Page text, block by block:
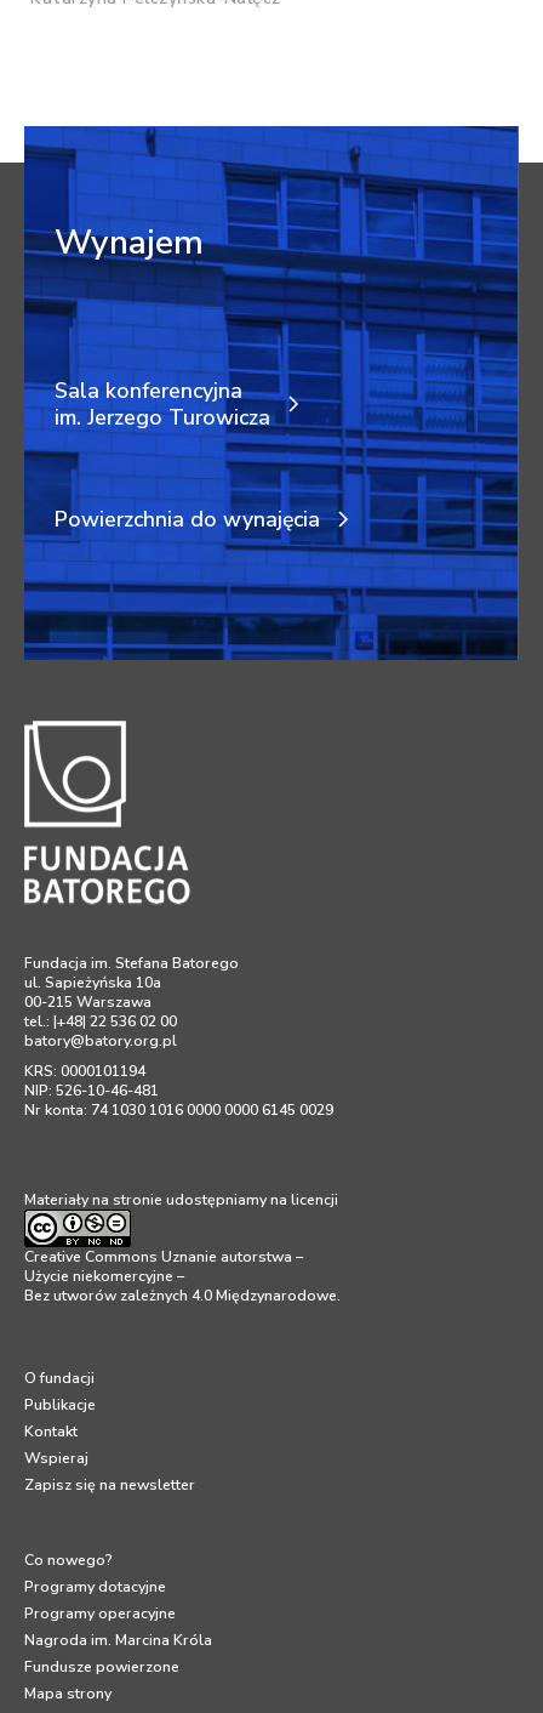
Fundacja im. Stefana Batorego
ul. Sapieżyńska 10a
00-215 Warszawa
tel.: |+48| 22 536 02 00
batory@batory.org.pl
KRS: 0000101194
NIP: 526-10-46-481
Nr konta: 74 1030 1016 0000 0000 6145 0029
Materiały na stronie udostępniamy na licencji
Creative Commons Uznanie autorstwa –
Użycie niekomercyjne –
Bez utworów zależnych 4.0 Międzynarodowe.
O fundacji
Publikacje
Kontakt
Wspieraj
Zapisz się na newsletter
Co nowego?
Programy dotacyjne
Programy operacyjne
Nagroda im. Marcina Króla
Fundusze powierzone
Mapa strony
Wynajem
Sala konferencyjna
im. Jerzego Turowicza
Powierzchnia do wynajęcia